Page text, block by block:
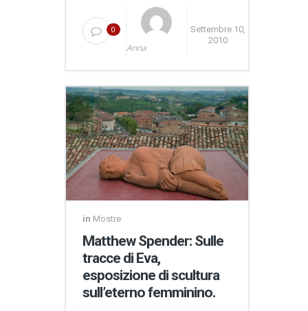
0
Anna
Settembre 10,
2010
in Mostre
Matthew Spender: Sulle
tracce di Eva,
esposizione di scultura
sull’eterno femminino.